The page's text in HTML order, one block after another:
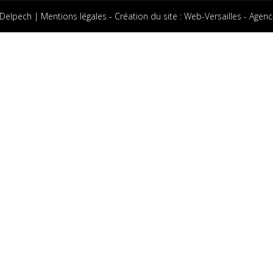
| Mentions légales - Création du site : Web-Versailles -